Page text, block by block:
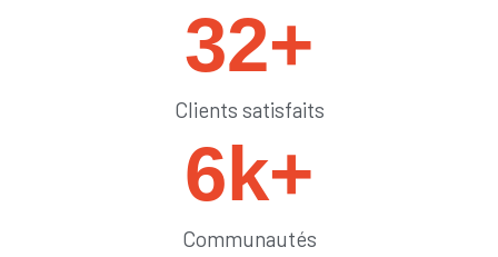
32+
Clients satisfaits
6k+
Communautés